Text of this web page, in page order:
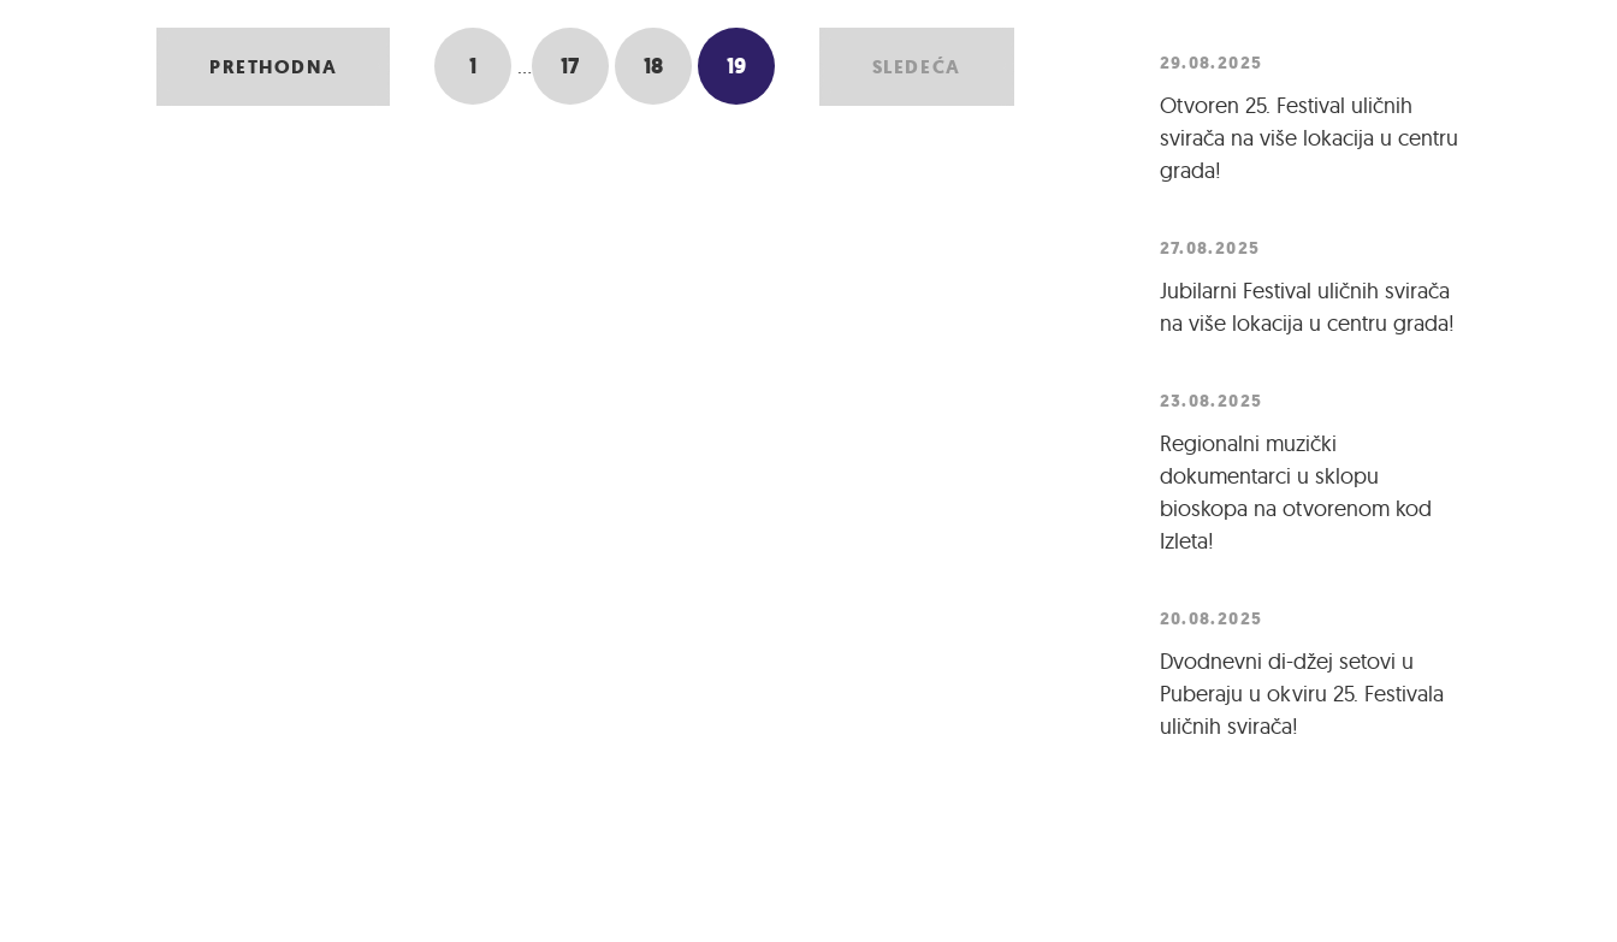
PRETHODNA 1 … 17 18 19 SLEDEĆA 29.08.2025
Otvoren 25. Festival uličnih
svirača na više lokacija u centru
grada!
27.08.2025
Jubilarni Festival uličnih svirača
na više lokacija u centru grada!
23.08.2025
Regionalni muzički
dokumentarci u sklopu
bioskopa na otvorenom kod
Izleta!
20.08.2025
Dvodnevni di-džej setovi u
Puberaju u okviru 25. Festivala
uličnih svirača!